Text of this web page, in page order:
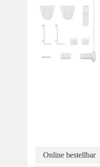
Online bestellbar